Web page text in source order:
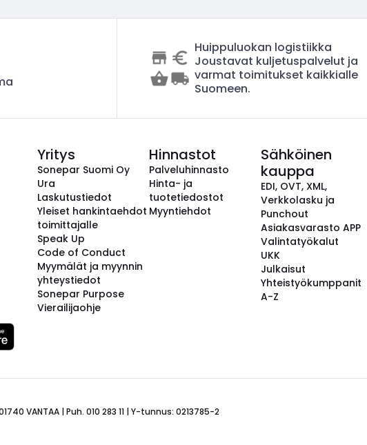
Huippuluokan logistiikka
Joustavat kuljetuspalvelut ja
varmat toimitukset kaikkialle
Suomeen.
Yritys
Sonepar Suomi Oy
Ura
Laskutustiedot
Yleiset hankintaehdot
toimittajalle
Speak Up
Code of Conduct
Myymälät ja myynnin
yhteystiedot
Sonepar Purpose
Vierailijaohje
Hinnastot
Palveluhinnasto
Hinta- ja
tuotetiedostot
Myyntiehdot
Sähköinen
kauppa
EDI, OVT, XML,
Verkkolasku ja
Punchout
Asiakasvarasto APP
Valintatyökalut
UKK
Julkaisut
Yhteistyökumppanit
A-Z
VANTAA | Puh. 010 283 11 | Y-tunnus: 0213785-2